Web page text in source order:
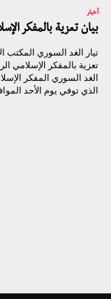
أخبار
بيان تعزية بالمفكر
تعزية بالمفكر الإسلامي
الغد السوري المفكر
الذي توفي يوم الأحد الموافق 30/01/